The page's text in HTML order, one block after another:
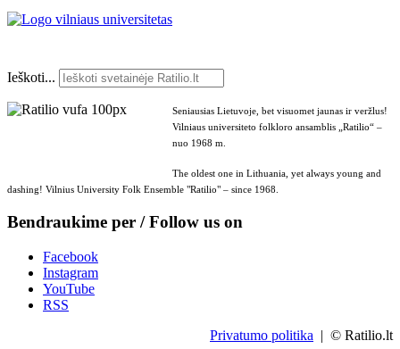
Ieškoti...
Seniausias Lietuvoje, bet visuomet jaunas ir veržlus!
Vilniaus universiteto folkloro ansamblis „Ratilio“ –
nuo 1968 m.
The oldest one in Lithuania, yet always young and
dashing! Vilnius University Folk Ensemble "Ratilio" – since 1968.
Bendraukime per / Follow us on
Facebook
Instagram
YouTube
RSS
Privatumo politika | © Ratilio.lt